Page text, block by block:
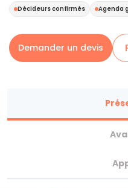
Décideurs confirmés Agenda
Demander un devis